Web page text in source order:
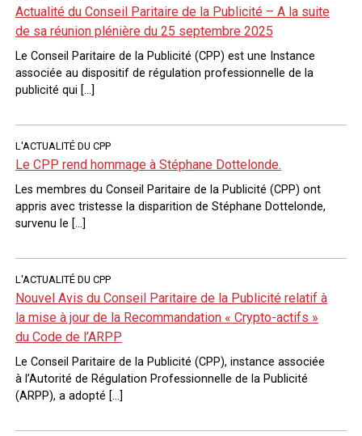
Actualité du Conseil Paritaire de la Publicité – A la suite
de sa réunion plénière du 25 septembre 2025
Le Conseil Paritaire de la Publicité (CPP) est une Instance
associée au dispositif de régulation professionnelle de la
publicité qui […]
L'ACTUALITÉ DU CPP
Le CPP rend hommage à Stéphane Dottelonde.
Les membres du Conseil Paritaire de la Publicité (CPP) ont
appris avec tristesse la disparition de Stéphane Dottelonde,
survenu le […]
L'ACTUALITÉ DU CPP
Nouvel Avis du Conseil Paritaire de la Publicité relatif à
la mise à jour de la Recommandation « Crypto-actifs »
du Code de l’ARPP
Le Conseil Paritaire de la Publicité (CPP), instance associée
à l’Autorité de Régulation Professionnelle de la Publicité
(ARPP), a adopté […]